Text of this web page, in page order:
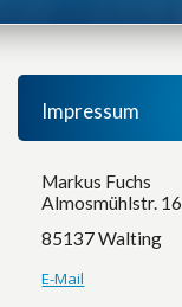
Impressum
Markus Fuchs
Almosmühlstr. 16
85137 Walting
E-Mail